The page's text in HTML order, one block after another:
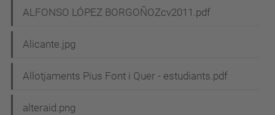
ALFONSO LÓPEZ BORGOÑOZcv2011.pdf
Alicante.jpg
Allotjaments Pius Font i Quer - estudiants.pdf
alteraid.png